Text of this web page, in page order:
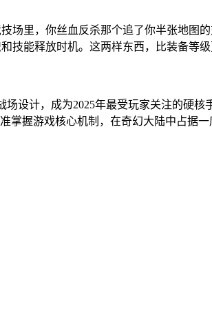
场里，你丝血反杀那个追了你半张地图
技能释放时机。这两样东西，比装备等
设计，成为2025年最受玩家关注的硬
掌握游戏核心机制，在奇幻大陆中占据